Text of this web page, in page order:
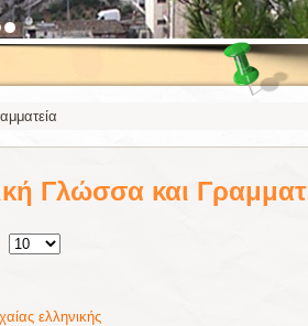
Γλώσσα και
ελληνικής